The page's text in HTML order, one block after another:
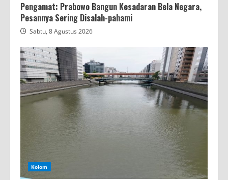
Pengamat: Prabowo Bangun Kesadaran Bela Negara,
Pesannya Sering Disalah-pahami
Sabtu, 8 Agustus 2026
Kolom